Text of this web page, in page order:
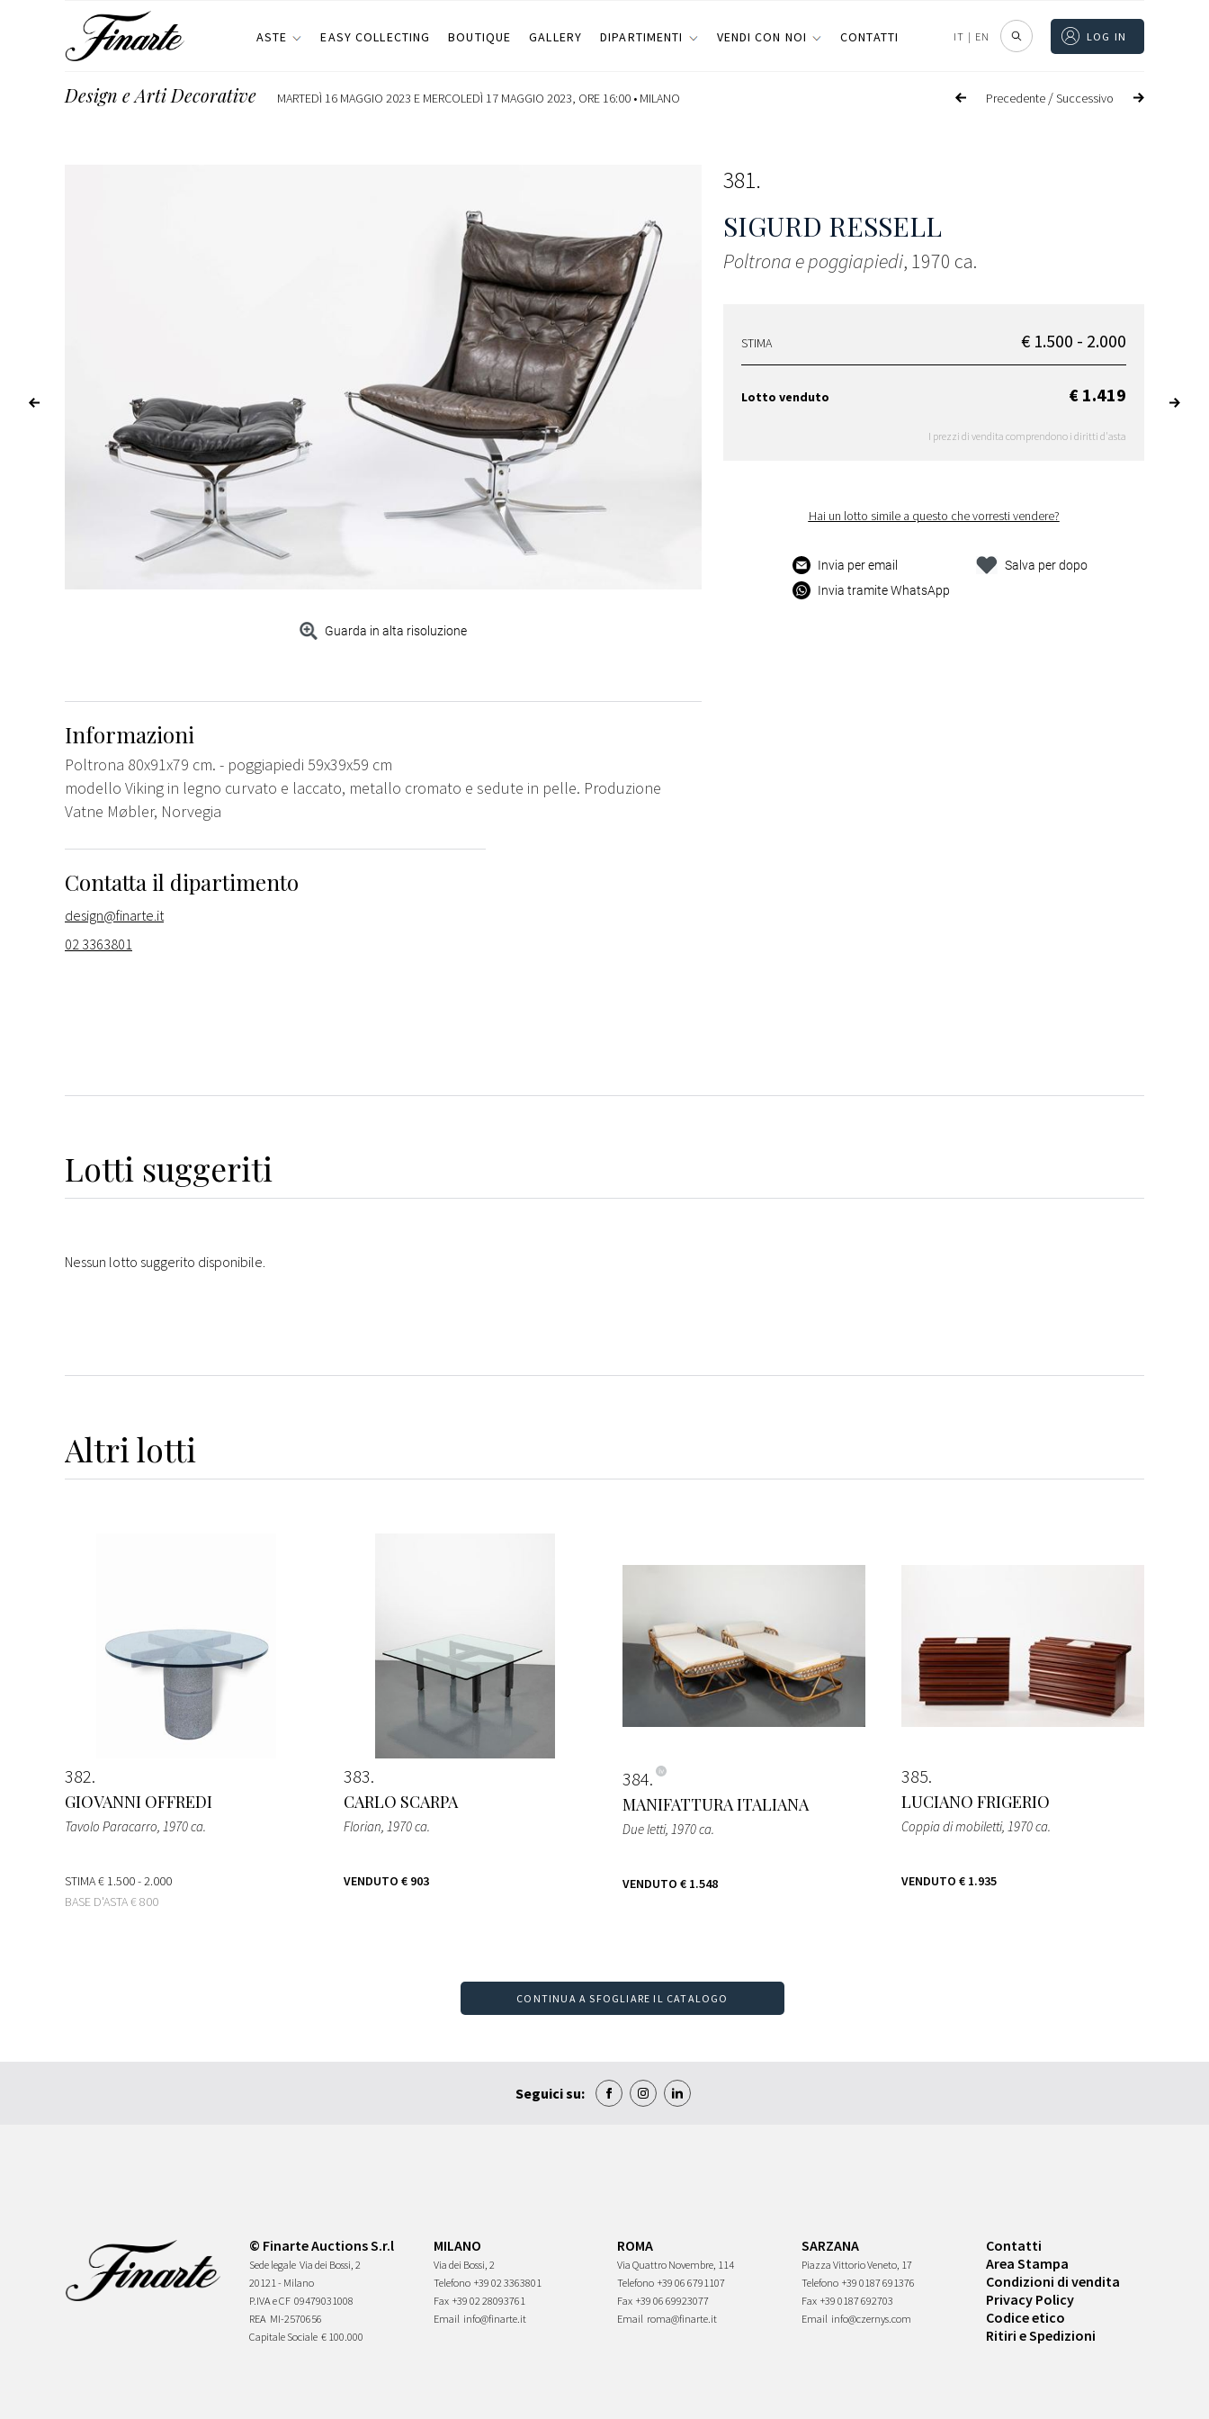
ASTE EASY COLLECTING BOUTIQUE GALLERY DIPARTIMENTI VENDI CON NOI CONTATTI IT | EN LOG IN
Precedente /Successivo
Design e Arti Decorative MARTEDÌ 16 MAGGIO 2023 E MERCOLEDÌ 17 MAGGIO 2023, ORE 16:00 • MILANO
Guarda in alta risoluzione
381
SIGURD RESSELL
Poltrona e poggiapiedi, 1970 ca.
STIMA € 1.500 - 2.000
Lotto venduto € 1.419
I prezzi di vendita comprendono i diritti d'asta
Hai un lotto simile a questo che vorresti vendere?
Invia per email
Invia tramite WhatsApp
Salva per dopo
Informazioni
Poltrona 80x91x79 cm. - poggiapiedi 59x39x59 cm
modello Viking in legno curvato e laccato, metallo cromato e sedute in pelle. Produzione
Vatne Møbler, Norvegia
Contatta il dipartimento
design@finarte.it
02 3363801
Lotti suggeriti
Nessun lotto suggerito disponibile.
Altri lotti
382
GIOVANNI OFFREDI
Tavolo Paracarro, 1970 ca.
STIMA€ 1.500 - 2.000
BASE D'ASTA€ 800
383
CARLO SCARPA
Florian, 1970 ca.
VENDUTO € 903
384
MANIFATTURA ITALIANA
Due letti, 1970 ca.
VENDUTO € 1.548
385
LUCIANO FRIGERIO
Coppia di mobiletti, 1970 ca.
VENDUTO € 1.935
CONTINUA A SFOGLIARE IL CATALOGO
Seguici su:
© Finarte Auctions S.r.l
Sede legale Via dei Bossi, 2
20121 - Milano
P.IVA e CF 09479031008
REA MI-2570656
Capitale Sociale € 100.000
MILANO
Via dei Bossi, 2
Telefono +39 02 3363801
Fax +39 02 28093761
Email info@finarte.it
ROMA
Via Quattro Novembre, 114
Telefono +39 06 6791107
Fax +39 06 69923077
Email roma@finarte.it
SARZANA
Piazza Vittorio Veneto, 17
Telefono +39 0187 691376
Fax +39 0187 692703
Email info@czernys.com
Contatti
Area Stampa
Condizioni di vendita
Privacy Policy
Codice etico
Ritiri e Spedizioni